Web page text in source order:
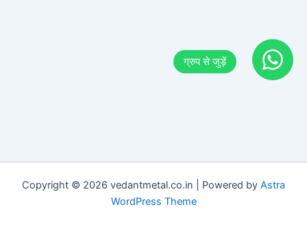
Copyright © 2026 vedantmetal.co.in | Powered by Astra
WordPress Theme